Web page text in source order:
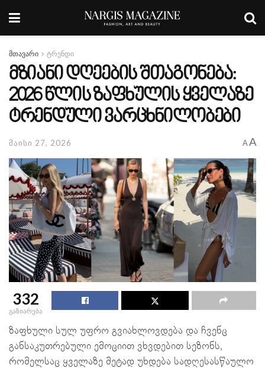
მთავარი ტრენდი
მზიანი დღეების შთაგონება:
2026 წლის ზაფხულის ყველაზე
ტრენდული ვარცხნილობები
მაისი 27, 2026 A A
332
გაზიარება
ზაფხული სულ უფრო გვიახლოვდება და ჩვენც
განსაკუთრებული ემოციით ვხვდებით სეზონს,
რომელსაც ყველაზე მეტად უხდება სადღესასწაულო